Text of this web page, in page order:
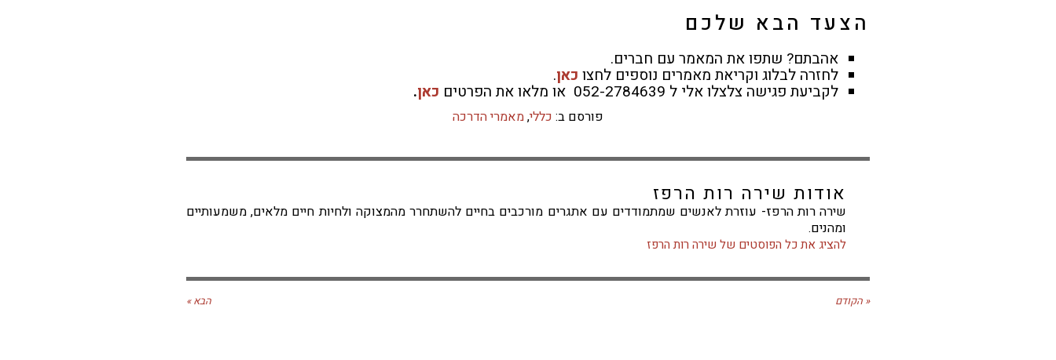
הצעד הבא שלכם
אהבתם? שתפו את המאמר עם חברים.
לחזרה לבלוג וקריאת מאמרים נוספים לחצו כאן.
לקביעת פגישה צלצלו אלי ל 052-2784639 או מלאו את הפרטים כאן.
פורסם ב: כללי,מאמרי הדרכה
אודות שירה רות הרפז
שירה רות הרפז- עוזרת לאנשים שמתמודדים עם אתגרים מורכבים בחיים להשתחרר מהמצוקה ולחיות חיים מלאים, משמעותיים
ומהנים.
להציג את כל הפוסטים של שירה רות הרפז
« הקודם הבא »